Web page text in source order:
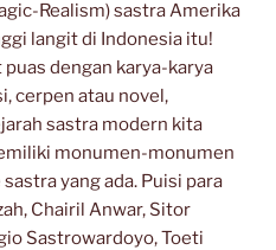
Realism) sastra Amerika
langit di Indonesia itu!
dengan karya-karya
cerpen atau novel,
sastra modern kita
monumen-monumen
yang ada. Puisi para
Chairil Anwar, Sitor
Sastrowardoyo, Toeti